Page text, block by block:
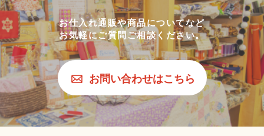
お仕入れ通販や商品についてなど
お気軽にご質問ご相談ください。
お問い合わせはこちら